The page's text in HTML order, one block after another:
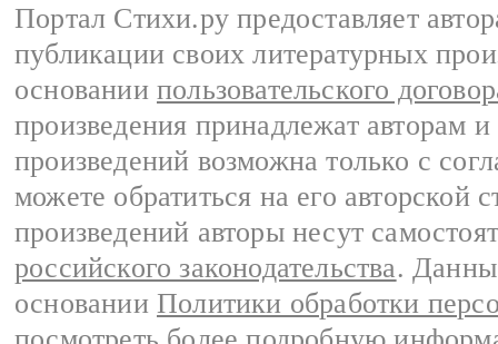
Портал Стихи.ру предоставляет
публикации своих литературных
основании пользовательского
произведения принадлежат авторам
произведений возможна только с
можете обратиться на его авторской
произведений авторы несут
российского законодательства.
основании Политики обработки